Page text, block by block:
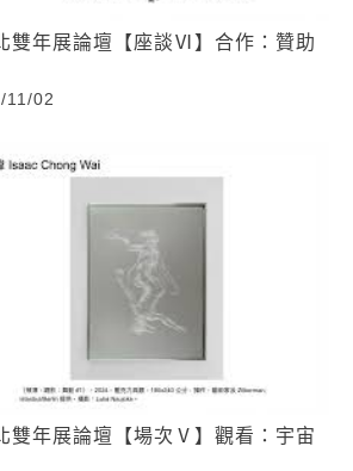
雙年展論壇【座談Ⅵ】合作：贊助
11/02
雙年展論壇【場次Ⅴ】觀看：宇宙